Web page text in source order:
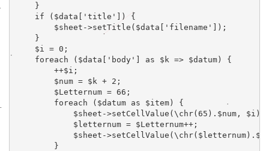
    }
if
($data[ 'title' ]) {
        $sheet
->setTitle($data[ 'filename' ]);
    }
    $i
= 0 ;
foreach
($data[ 'body' ] as $k => $datum) {
++$i;
        $num
= $k + 2 ;
        $Letternum
= 66 ;
foreach
($datum as $item) {
            $sheet
->setCellValue(\chr(65 ) . $num, $i);
            $letternum
= $Letternum++;
            $sheet
->setCellValue(\chr($letternum) .
        }